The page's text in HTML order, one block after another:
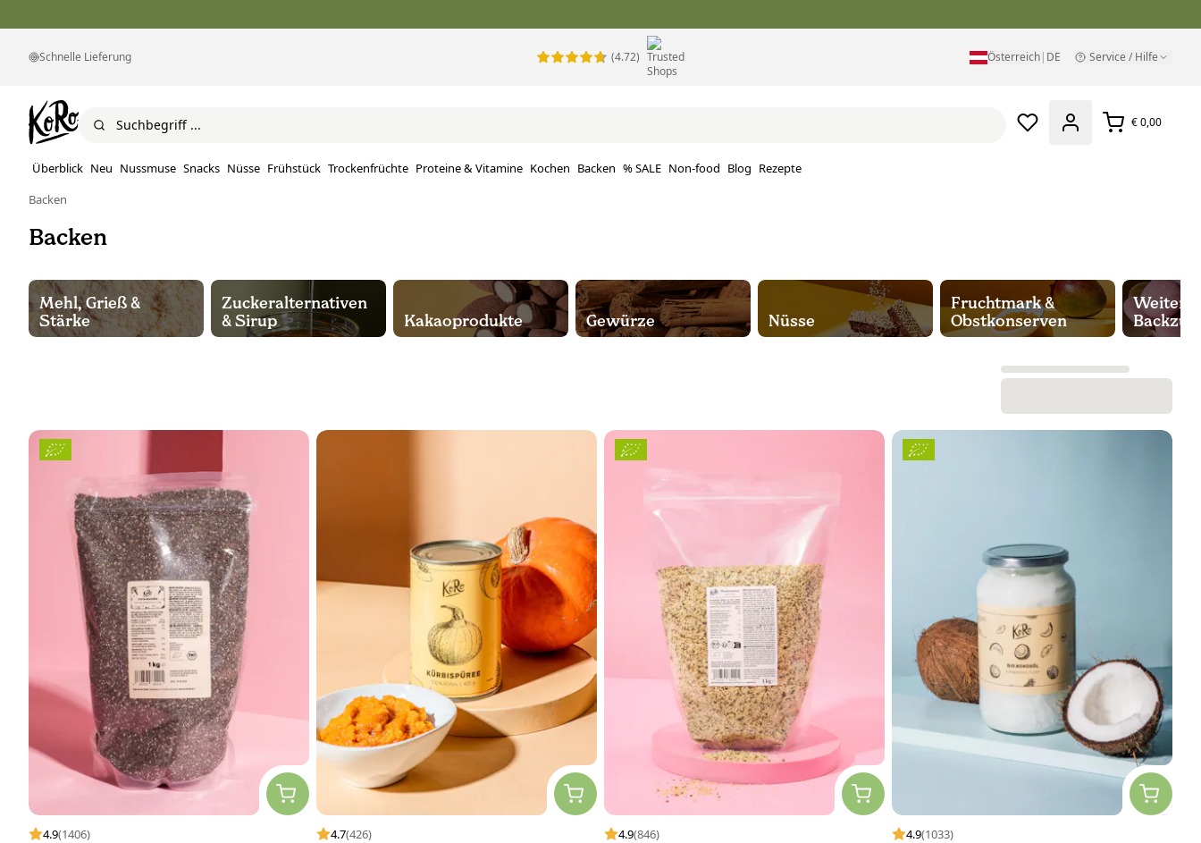
Schnelle Lieferung (4.72) Österreich| DE Service / Hilfe
€ 0,00
Überblick Neu Nussmuse Snacks Nüsse Frühstück Trockenfrüchte Proteine ​​& Vitamine Kochen Backen % SALE Non-food Blog Rezepte
Backen
Backen
Mehl, Grieß &
Stärke
Zuckeralternativen
& Sirup
Kakaoprodukte Gewürze Nüsse
Fruchtmark &
Obstkonserven
Weitere
4.9(1406) 4.7(426) 4.9(846) 4.9(1033)